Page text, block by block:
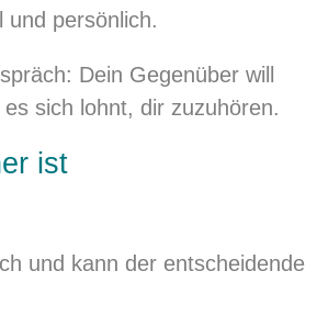
und persönlich.
Dein Gegenüber will
sich lohnt, dir zuzuhören.
ist
und kann der entscheidende